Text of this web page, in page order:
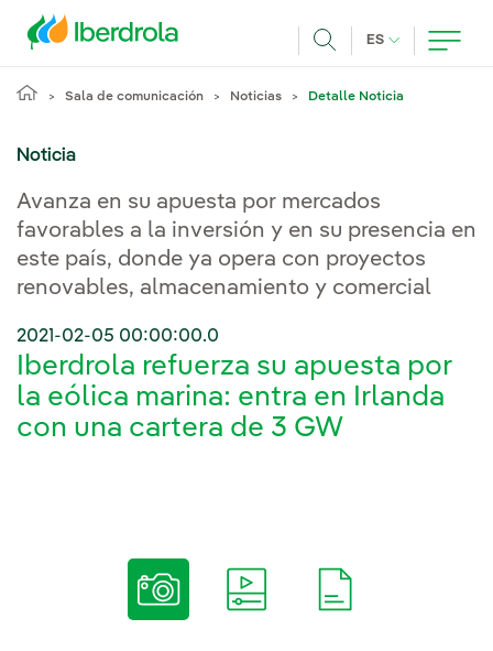
ES IDIOMA
Sala de comunicación Noticias Detalle Noticia
Noticia
Avanza en su apuesta por mercados
favorables a la inversión y en su presencia en
este país, donde ya opera con proyectos
renovables, almacenamiento y comercial
2021-02-05 00:00:00.0
Iberdrola refuerza su apuesta por
la eólica marina: entra en Irlanda
con una cartera de 3 GW